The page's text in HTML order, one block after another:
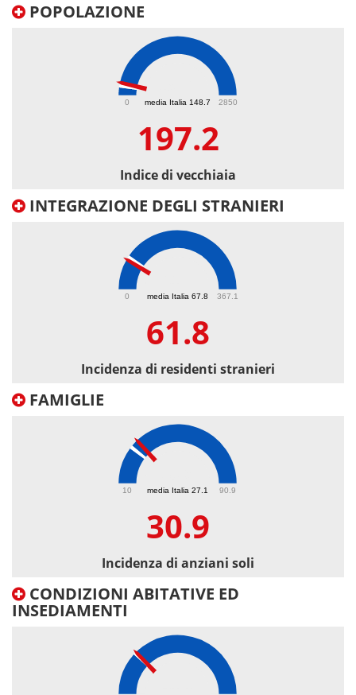
POPOLAZIONE
media Italia 148.7
0 2850
197.2
Indice di vecchiaia
INTEGRAZIONE DEGLI STRANIERI
media Italia 67.8
0 367.1
61.8
Incidenza di residenti stranieri
FAMIGLIE
media Italia 27.1
10 90.9
30.9
Incidenza di anziani soli
CONDIZIONI ABITATIVE ED
INSEDIAMENTI